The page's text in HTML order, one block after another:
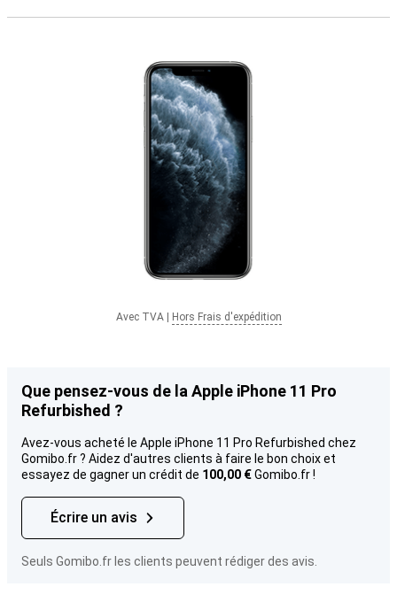
Avec TVA| Hors Frais d'expédition
Que pensez-vous de la Apple iPhone 11 Pro
Refurbished ?
Avez-vous acheté le Apple iPhone 11 Pro Refurbished chez
Gomibo.fr ? Aidez d'autres clients à faire le bon choix et
essayez de gagner un crédit de 100,00 €Gomibo.fr !
Écrire un avis
Seuls Gomibo.fr les clients peuvent rédiger des avis.